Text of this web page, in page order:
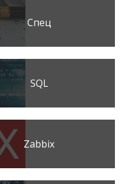
Спец
SQL
Zabbix